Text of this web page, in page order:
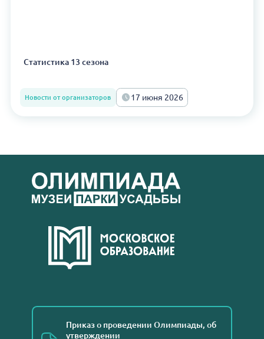
Статистика 13 сезона
Новости от организаторов 17 июня 2026
Приказ о проведении Олимпиады, об
утверждении